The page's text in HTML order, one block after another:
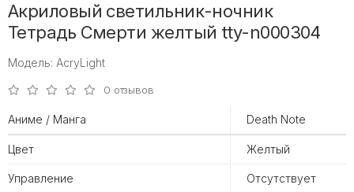
Акриловый светильник-ночник
Тетрадь Смерти желтый tty-n000304
Модель: AcryLight
0 отзывов
Аниме / Манга Death Note
Цвет Желтый
Управление Отсутствует